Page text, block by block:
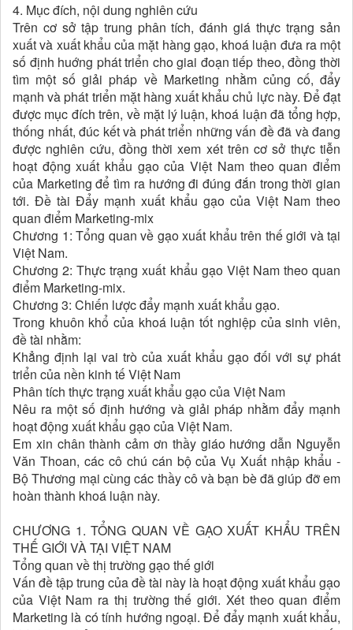
4. Mục đích, nội dung nghiên cứu
Trên cơ sở tập trung phân tích, đánh giá thực trạng sản
xuất và xuất khẩu của mặt hàng gạo, khoá luận đưa ra một
số định huớng phát triển cho giai đoạn tiếp theo, đồng thời
tìm một số giải pháp về Marketing nhằm củng cố, đẩy
mạnh và phát triển mặt hàng xuất khẩu chủ lực này. Để đạt
được mục đích trên, về mặt lý luận, khoá luận đã tổng hợp,
thống nhất, đúc kết và phát triển những vấn đề đã và đang
được nghiên cứu, đồng thời xem xét trên cơ sở thực tiễn
hoạt động xuất khẩu gạo của Việt Nam theo quan điểm
của Marketing để tìm ra hướng đi đúng đắn trong thời gian
tới. Đề tài Đẩy mạnh xuất khẩu gạo của Việt Nam theo
quan điểm Marketing-mix
Chương 1: Tổng quan về gạo xuất khẩu trên thế giới và tại
Việt Nam.
Chương 2: Thực trạng xuất khẩu gạo Việt Nam theo quan
điểm Marketing-mix.
Chương 3: Chiến lược đẩy mạnh xuất khẩu gạo.
Trong khuôn khổ của khoá luận tốt nghiệp của sinh viên,
đề tài nhằm:
Khẳng định lại vai trò của xuất khẩu gạo đối với sự phát
triển của nền kinh tế Việt Nam
Phân tích thực trạng xuất khẩu gạo của Việt Nam
Nêu ra một số định hướng và giải pháp nhằm đẩy mạnh
hoạt động xuất khẩu gạo của Việt Nam.
Em xin chân thành cảm ơn thầy giáo hướng dẫn Nguyễn
Văn Thoan, các cô chú cán bộ của Vụ Xuất nhập khẩu -
Bộ Thương mại cùng các thầy cô và bạn bè đã giúp đỡ em
hoàn thành khoá luận này.
CHƯƠNG 1. TỔNG QUAN VỀ GẠO XUẤT KHẨU TRÊN
THẾ GIỚI VÀ TẠI VIỆT NAM
Tổng quan về thị trường gạo thế giới
Vấn đề tập trung của đề tài này là hoạt động xuất khẩu gạo
của Việt Nam ra thị trường thế giới. Xét theo quan điểm
Marketing là có tính hướng ngoại. Để đẩy mạnh xuất khẩu,